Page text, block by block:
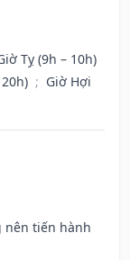
Tỵ (9h – 10h)
; Giờ Hợi
nên tiến hành